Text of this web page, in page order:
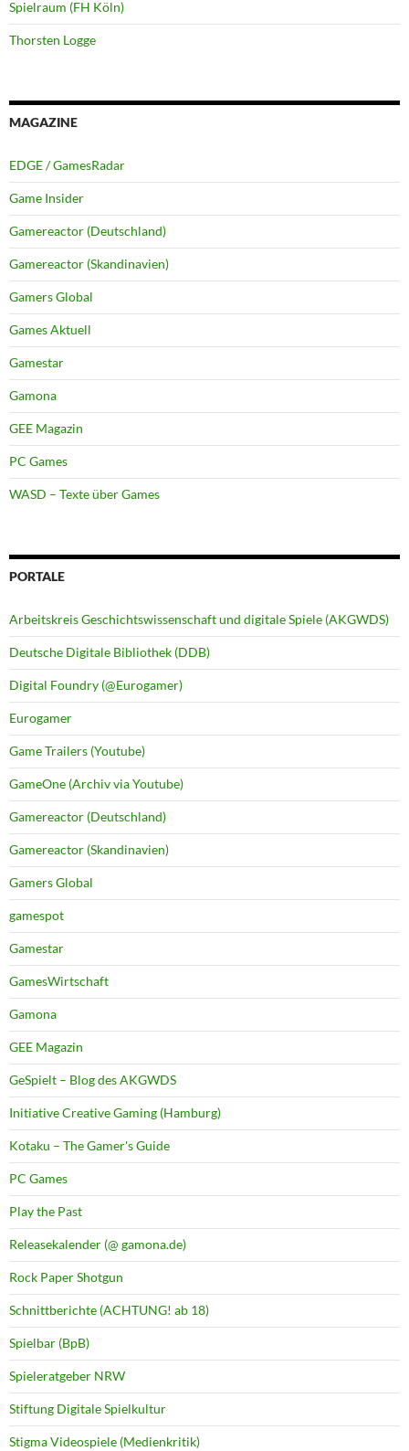
Spielraum (FH Köln)
Thorsten Logge
MAGAZINE
EDGE / GamesRadar
Game Insider
Gamereactor (Deutschland)
Gamereactor (Skandinavien)
Gamers Global
Games Aktuell
Gamestar
Gamona
GEE Magazin
PC Games
WASD – Texte über Games
PORTALE
Arbeitskreis Geschichtswissenschaft und digitale Spiele (AKGWDS)
Deutsche Digitale Bibliothek (DDB)
Digital Foundry (@Eurogamer)
Eurogamer
Game Trailers (Youtube)
GameOne (Archiv via Youtube)
Gamereactor (Deutschland)
Gamereactor (Skandinavien)
Gamers Global
gamespot
Gamestar
GamesWirtschaft
Gamona
GEE Magazin
GeSpielt – Blog des AKGWDS
Initiative Creative Gaming (Hamburg)
Kotaku – The Gamer's Guide
PC Games
Play the Past
Releasekalender (@ gamona.de)
Rock Paper Shotgun
Schnittberichte (ACHTUNG! ab 18)
Spielbar (BpB)
Spieleratgeber NRW
Stiftung Digitale Spielkultur
Stigma Videospiele (Medienkritik)